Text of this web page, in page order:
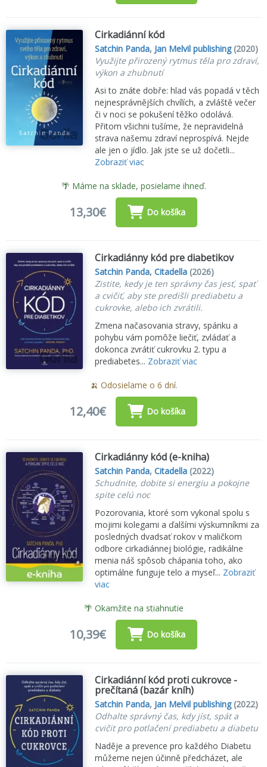
Cirkadiánní kód
Satchin Panda, Jan Melvil publishing(2020)
Využijte přirozený rytmus těla pro zdraví,
výkon a zhubnutí
Asi to znáte dobře: hlad vás popadá v těch
nejnesprávnějších chvílích, a zvláště večer
či v noci se pokušení těžko odolává.
Přitom všichni tušíme, že nepravidelná
strava našemu zdraví neprospívá. Nejde
ale jen o jídlo. Jak jste se už dočetli...
Zobraziť viac
🌴 Máme na sklade, posielame ihneď.
13,30€ Do košíka
Cirkadiánny kód pre diabetikov
Satchin Panda,Citadella (2026)
Zistite, kedy je ten správny čas jesť, spať
a cvičiť, aby ste predišli prediabetu a
cukrovke, alebo ich zvrátili.
Zmena načasovania stravy, spánku a
pohybu vám pomôže liečiť, zvládať a
dokonca zvrátiť cukrovku 2. typu a
prediabetes... Zobraziť viac
🍌 Odosielame o 6 dní.
12,40€ Do košíka
Cirkadiánny kód (e-kniha)
Satchin Panda,Citadella (2022)
Schudnite, dobite si energiu a pokojne
spite celú noc
Pozorovania, ktoré som vykonal spolu s
mojimi kolegami a ďalšími výskumníkmi za
posledných dvadsať rokov v maličkom
odbore cirkadiánnej biológie, radikálne
menia náš spôsob chápania toho, ako
optimálne funguje telo a myseľ... Zobraziť
viac
🌴 Okamžite na stiahnutie
10,39€ Do košíka
Cirkadiánní kód proti cukrovce -
prečítaná (bazár kníh)
Satchin Panda, Jan Melvil publishing(2022)
Odhalte správný čas, kdy jíst, spát a
cvičit pro potlačení prediabetu a diabetu
Naděje a prevence pro každého Diabetu
můžeme nejen účinně předcházet, ale